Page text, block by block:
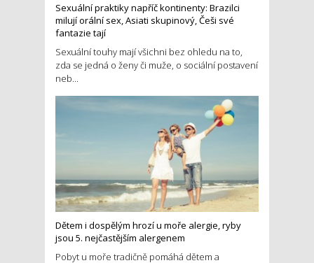
Sexuální praktiky napříč kontinenty: Brazilci
milují orální sex, Asiati skupinový, Češi své
fantazie tají
Sexuální touhy mají všichni bez ohledu na to,
zda se jedná o ženy či muže, o sociální postavení
neb...
Dětem i dospělým hrozí u moře alergie, ryby
jsou 5. nejčastějším alergenem
Pobyt u moře tradičně pomáhá dětem a